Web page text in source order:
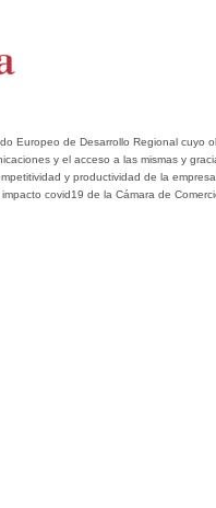
Europeo de Desarrollo Regional cuyo
y el acceso a las mismas y
y productividad de la
covid19 de la Cámara de